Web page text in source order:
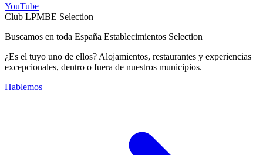
YouTube
Club LPMBE Selection
Buscamos en toda España Establecimientos Selection
¿Es el tuyo uno de ellos? Alojamientos, restaurantes y experiencias
excepcionales, dentro o fuera de nuestros municipios.
Hablemos